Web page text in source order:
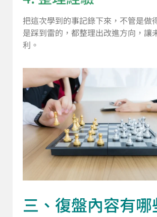
把這次學到的事記錄下來，不管是做
是踩到雷的，都整理出改進方向，讓
利。
三、復盤內容有哪